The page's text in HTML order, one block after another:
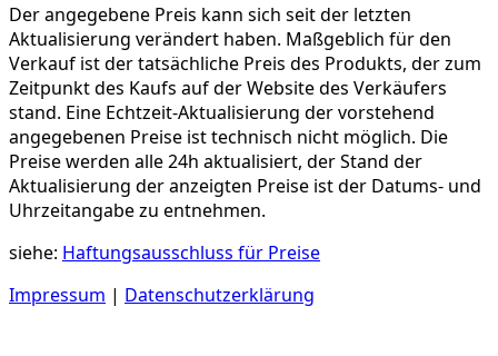
Der angegebene Preis kann sich seit der letzten
Aktualisierung verändert haben. Maßgeblich für den
Verkauf ist der tatsächliche Preis des Produkts, der zum
Zeitpunkt des Kaufs auf der Website des Verkäufers
stand. Eine Echtzeit-Aktualisierung der vorstehend
angegebenen Preise ist technisch nicht möglich. Die
Preise werden alle 24h aktualisiert, der Stand der
Aktualisierung der anzeigten Preise ist der Datums- und
Uhrzeitangabe zu entnehmen.
siehe: Haftungsausschluss für Preise
Impressum | Datenschutzerklärung